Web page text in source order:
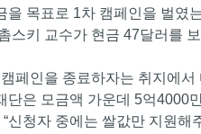
목표로 1차 캠페인을 벌였
스키 교수가 현금 47달러를
페인을 종료하자는 취지에
단은 모금액 가운데 5억4000
신청자 중에는 쌀값만 지원해